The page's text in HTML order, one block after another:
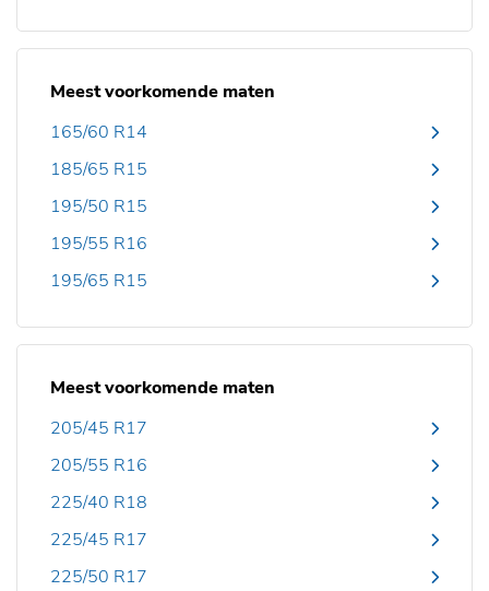
Meest voorkomende maten
165/60 R14
185/65 R15
195/50 R15
195/55 R16
195/65 R15
Meest voorkomende maten
205/45 R17
205/55 R16
225/40 R18
225/45 R17
225/50 R17